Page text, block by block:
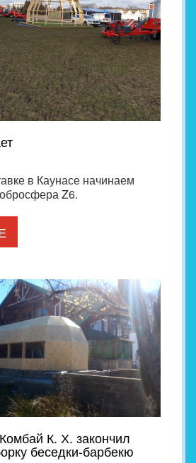
в Каунасе начинаем
Z6.
К. Х. закончил
беседки-барбекю